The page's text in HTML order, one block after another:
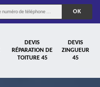
DEVIS
RÉPARATION DE
TOITURE 45
DEVIS
ZINGUEUR
45